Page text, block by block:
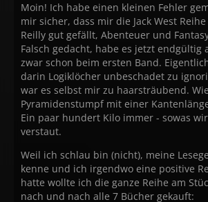
Moin! Ich habe einen kleinen Fehler
mir sicher, dass mir die Jack West
Reilly gut gefällt, Abenteuer und
Falsch gedacht, habe es jetzt endgültig
zwar schon beim ersten Band.
darin Logiklöcher unbeschadet zu
war es selbst mir zu haarsträubend.
Pyramidenstumpf mit einer
Ein paar hundert Kilo immer - sowas
verstaut.
Weil ich schlau bin (nicht), meine
kenne und ich irgendwo eine positive
hatte wollte ich die ganze Reihe am
nach und nach alle 7 Bücher gekauft: